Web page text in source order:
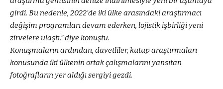
girdi. Bu nedenle, 2022’de iki ülke arasındaki araştırmacı
değişim programları devam ederken, lojistik işbirliği yeni
zirvelere ulaştı.” diye konuştu.
Konuşmaların ardından, davetliler, kutup araştırmaları
konusunda iki ülkenin ortak çalışmalarını yansıtan
fotoğrafların yer aldığı sergiyi gezdi.